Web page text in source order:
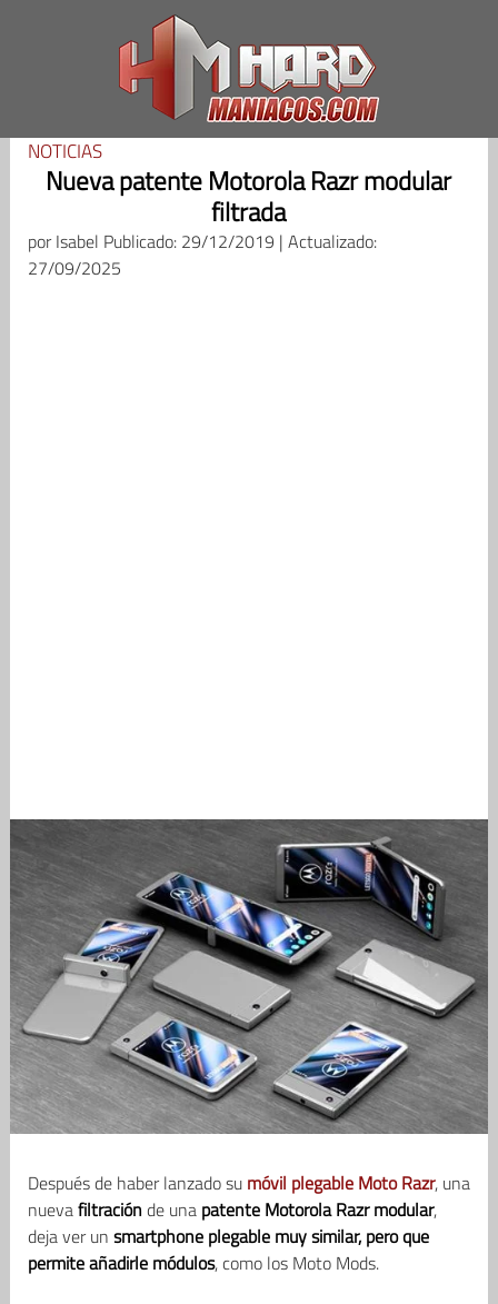
NOTICIAS
Nueva patente Motorola Razr modular
filtrada
porIsabel Publicado: 29/12/2019 | Actualizado:
27/09/2025
Después de haber lanzado su móvil plegable Moto Razr, una
nuevafiltración de una patente Motorola Razr modular,
deja ver un smartphone plegable muy similar, pero que
permite añadirle módulos, como los Moto Mods.